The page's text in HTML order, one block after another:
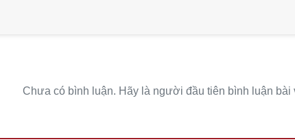
Chưa có bình luận. Hãy là người đầu tiên bình luận bài